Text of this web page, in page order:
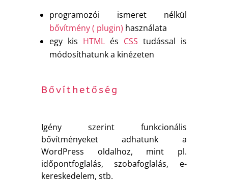
programozói ismeret nélkül
bővítmény ( plugin) használata
egy kis HTMLés CSS tudással is
módosíthatunk a kinézeten
Bővíthetőség
Igény szerint funkcionális
bővítményeket adhatunk a
WordPress oldalhoz, mint pl.
időpontfoglalás, szobafoglalás, e-
kereskedelem, stb.